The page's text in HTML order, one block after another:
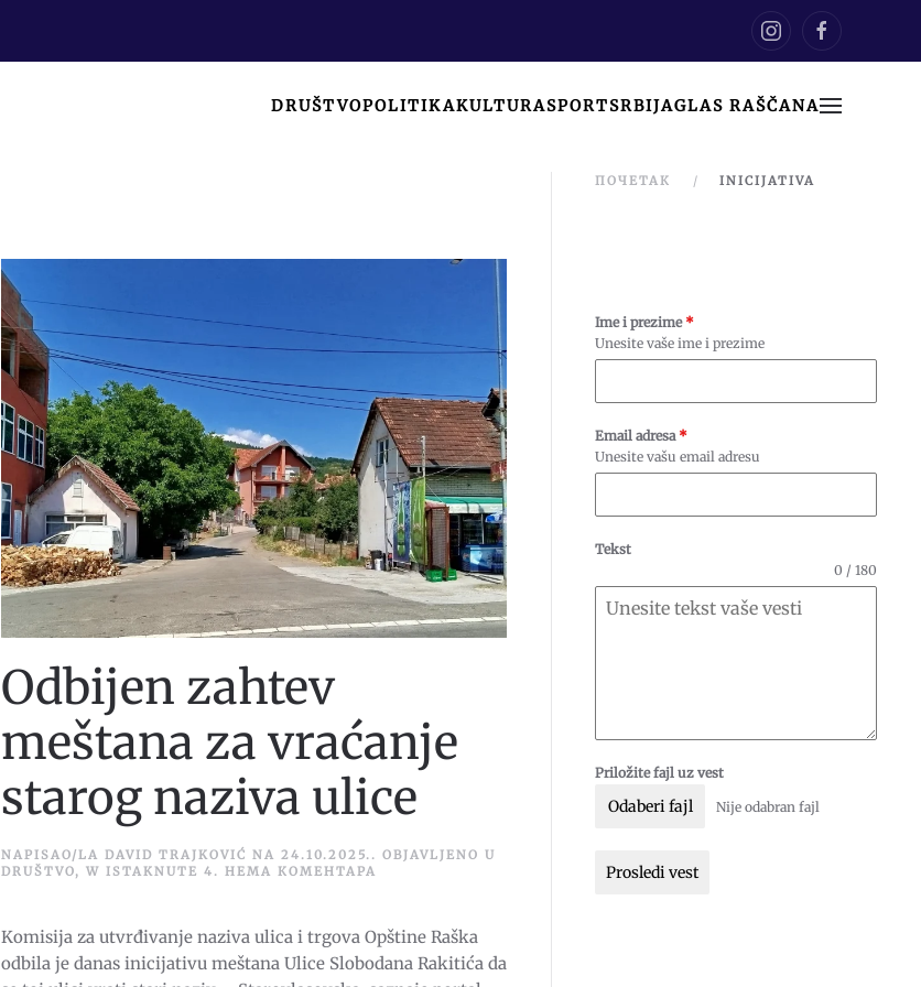
DRUŠTVOPOLITIKAKULTURASPORTSRBIJAGLAS RAŠČANA
Odbijen zahtev
meštana za vraćanje
starog naziva ulice
NAPISAO/LA DAVID TRAJKOVIĆ NA 24.10.2025. . OBJAVLJENO U
DRUŠTVO, W ISTAKNUTE 4 . НЕМА КОМЕНТАРА
ZA
VRAĆANJE
STAROG
Komisija za utvrđivanje naziva ulica i trgova Opštine Raška
odbila je danas inicijativu meštana Ulice Slobodana Rakitića da
ПОЧЕТАК INICIJATIVA
Ime i prezime *
Unesite vaše ime i prezime
Email adresa *
Unesite vašu email adresu
Tekst
0 / 180
Priložite fajl uz vest
Odaberi fajl Nije odabran fajl
Prosledi vest